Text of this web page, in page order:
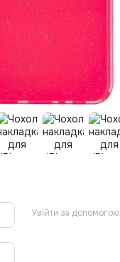
Увійти за допомогою